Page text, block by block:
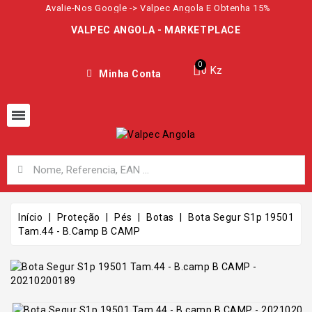
Avalie-Nos Google -> Valpec Angola E Obtenha 15%
VALPEC ANGOLA - MARKETPLACE
Minha Conta 0 Kz
Início Proteção Pés Botas
Bota Segur S1p 19501
Tam.44 - B.camp B CAMP